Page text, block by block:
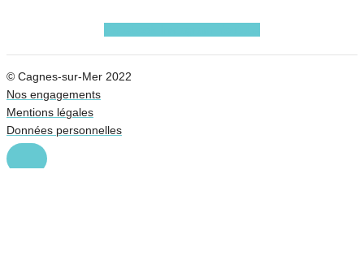
© Cagnes-sur-Mer 2022
Nos engagements
Mentions légales
Données personnelles